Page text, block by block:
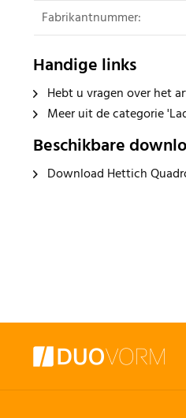
Fabrikantnummer:
Handige links
Hebt u vragen over het
Meer uit de categorie
Beschikbare
Download Hettich